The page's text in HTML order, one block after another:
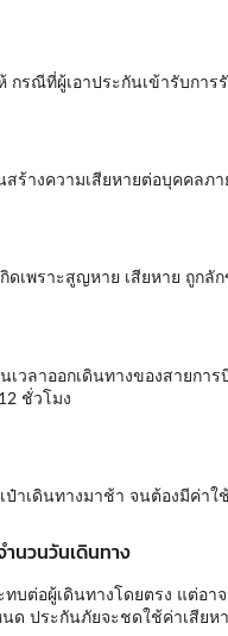
กรณีที่ผู้เอาประกันเข้ารับการ
สร้างความเสียหายต่อบุคคลภ
ดเพราะสูญหาย เสียหาย ถูกลั
เวลาออกเดินทางของสายก
ชั่วโมง
ป๋าเดินทางมาช้า จนต้องมีค่า
นวนวันเดินทาง
บต่อผู้เดินทางโดยตรง แต่อ
นด ประกันภัยจะชดใช้ค่าเสีย